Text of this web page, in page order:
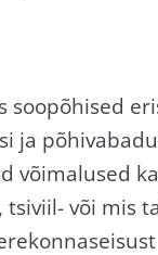
soopõhised
ja
võimalused
või mis